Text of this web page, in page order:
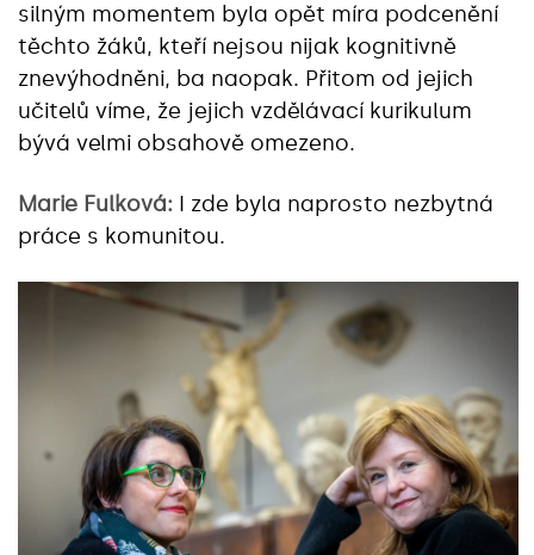
silným momentem byla opět míra podcenění
těchto žáků, kteří nejsou nijak kognitivně
znevýhodněni, ba naopak. Přitom od jejich
učitelů víme, že jejich vzdělávací kurikulum
bývá velmi obsahově omezeno.
Marie Fulková: I zde byla naprosto nezbytná
práce s komunitou.